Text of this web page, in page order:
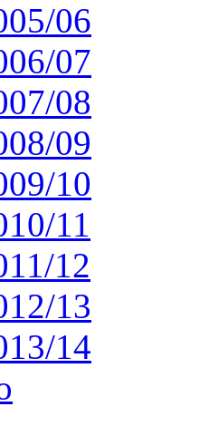
06
07
08
09
10
11
12
13
14